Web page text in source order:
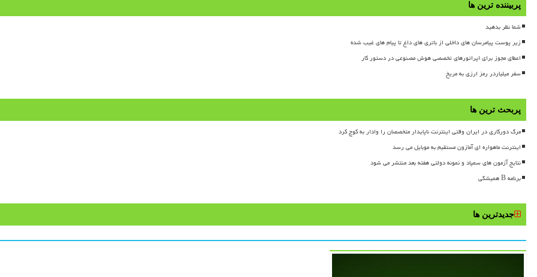
پربیننده ترین ها
شما نظر بدهید
زیر پوست پیامرسان های داخلی از باتری های داغ تا پیام های غیب شده
اعطای مجوز برای اپراتورهای تخصصی هوش مصنوعی در دستور کار
سفر میلیاردر رمز ارزی به مریخ
پربحث ترین ها
مرگ دورکاری در ایران وقتی اینترنت ناپایدار متخصصان را وادار به کوچ کرد
اینترنت ماهواره ای آمازون مستقیم به موبایل می رسد
نتایج آزمون های سمپاد و نمونه دولتی هفته بعد منتشر می شود
برنامه B همیشگی
جدیدترین ها